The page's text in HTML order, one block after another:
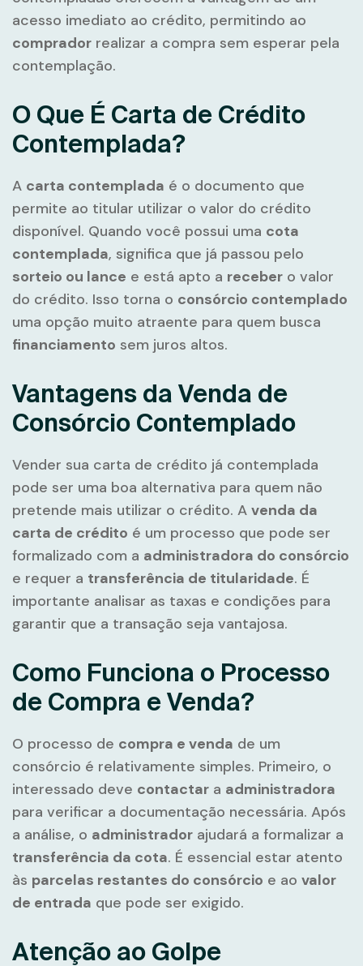
acesso imediato ao crédito, permitindo ao
comprador realizar a compra sem esperar pela
contemplação.
O Que É Carta de Crédito
Contemplada?
A carta contemplada é o documento que
permite ao titular utilizar o valor do crédito
disponível. Quando você possui uma cota
contemplada, significa que já passou pelo
sorteio ou lance e está apto a receber o valor
do crédito. Isso torna o consórcio contemplado
uma opção muito atraente para quem busca
financiamento sem juros altos.
Vantagens da Venda de
Consórcio Contemplado
Vender sua carta de crédito já contemplada
pode ser uma boa alternativa para quem não
pretende mais utilizar o crédito. A venda da
carta de crédito é um processo que pode ser
formalizado com a administradora do consórcio
e requer a transferência de titularidade. É
importante analisar as taxas e condições para
garantir que a transação seja vantajosa.
Como Funciona o Processo
de Compra e Venda?
O processo de compra e venda de um
consórcio é relativamente simples. Primeiro, o
interessado deve contactar a administradora
para verificar a documentação necessária. Após
a análise, o administrador ajudará a formalizar a
transferência da cota. É essencial estar atento
às parcelas restantes do consórcio e ao valor
de entrada que pode ser exigido.
Atenção ao Golpe